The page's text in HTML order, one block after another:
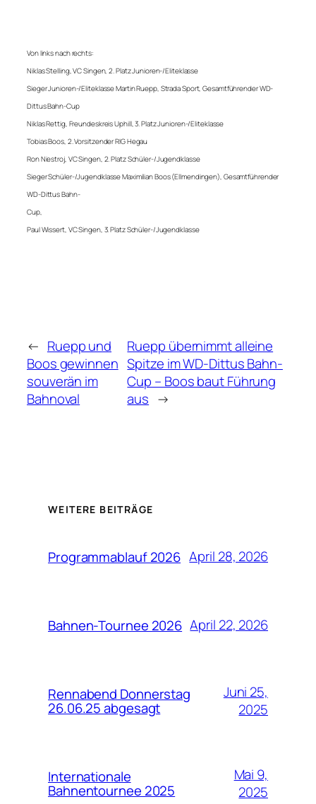
Von links nach rechts:
Niklas Stelling, VC Singen, 2. Platz Junioren-/Eliteklasse
Sieger Junioren-/Eliteklasse Martin Ruepp, Strada Sport, Gesamtführender WD-
Dittus Bahn-Cup
Niklas Rettig, Freundeskreis Uphill, 3. Platz Junioren-/Eliteklasse
Tobias Boos, 2. Vorsitzender RIG Hegau
Ron Niestroj, VC Singen, 2. Platz Schüler-/Jugendklasse
Sieger Schüler-/Jugendklasse Maximilian Boos (Ellmendingen), Gesamtführender
WD-Dittus Bahn-
Cup,
Paul Wissert, VC Singen, 3. Platz Schüler-/Jugendklasse
← Ruepp und
Boos gewinnen
souverän im
Bahnoval
Ruepp übernimmt alleine
Spitze im WD-Dittus Bahn-
Cup – Boos baut Führung
aus →
WEITERE BEITRÄGE
Programmablauf 2026 April 28, 2026
Bahnen-Tournee 2026 April 22, 2026
Rennabend Donnerstag
26.06.25 abgesagt
Juni 25,
2025
Internationale
Bahnentournee 2025
Mai 9,
2025